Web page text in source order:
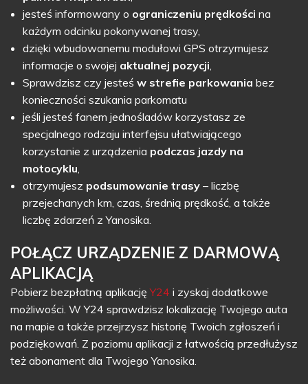
jesteś informowany o ograniczeniu prędkości na
każdym odcinku pokonywanej trasy,
dzięki wbudowanemu modułowi GPS otrzymujesz
informacje o swojej aktualnej pozycji,
Sprawdzisz czy jesteś w strefie parkowania bez
konieczności szukania parkomatu
jeśli jesteś fanem jednośladów korzystasz ze
specjalnego rodzaju interfejsu ułatwiającego
korzystanie z urządzenia podczas jazdy na
motocyklu,
otrzymujesz podsumowanie trasy– liczbę
przejechanych km, czas, średnią prędkość, a także
liczbę zdarzeń z Yanosika.
POŁĄCZ URZĄDZENIE Z DARMOWĄ
APLIKACJĄ
Pobierz bezpłatną aplikacjęY24 i zyskaj dodatkowe
możliwości. W Y24 sprawdzisz lokalizację Twojego auta
na mapie a także przejrzysz historię Twoich zgłoszeń i
podziękowań. Z poziomu aplikacji z łatwością przedłużysz
też abonament dla Twojego Yanosika.